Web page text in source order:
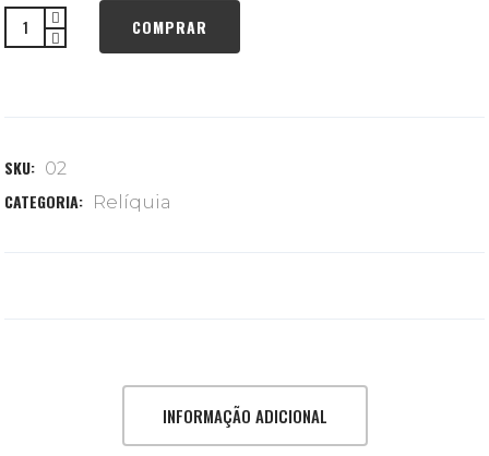
COMPRAR
SKU: 02
CATEGORIA: Relíquia
INFORMAÇÃO ADICIONAL